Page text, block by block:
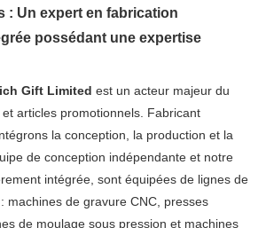
: Un expert en fabrication
possédant une expertise
Gift Limited est un acteur majeur du
articles promotionnels. Fabricant
la conception, la production et la
de conception indépendante et notre
intégrée, sont équipées de lignes de
machines de gravure CNC, presses
de moulage sous pression et machines